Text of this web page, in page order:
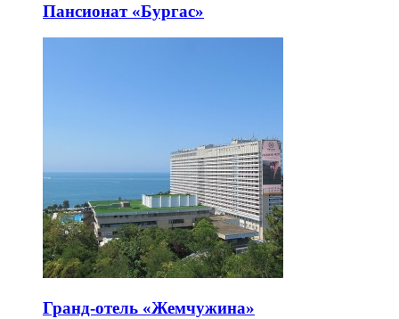
Пансионат «Бургас»
Гранд-отель «Жемчужина»